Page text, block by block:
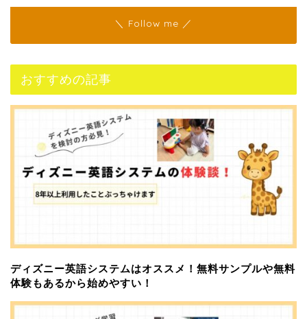
＼ Follow me ／
おすすめの記事
ディズニー英語システムはオススメ！無料サンプルや無料
体験もあるから始めやすい！